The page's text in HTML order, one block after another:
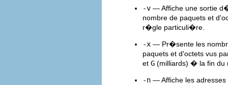
-v — Affiche une sortie
nombre de paquets et
r�gle particuli�re.
-x — Pr�sente les
paquets et d'octets vus
et G (milliards) � la fin du
-n — Affiche les